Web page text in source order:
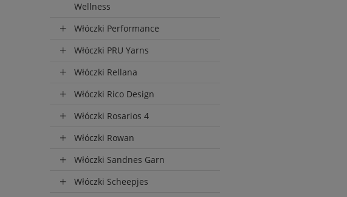
Wellness
Włóczki Performance
Włóczki PRU Yarns
Włóczki Rellana
Włóczki Rico Design
Włóczki Rosarios 4
Włóczki Rowan
Włóczki Sandnes Garn
Włóczki Scheepjes